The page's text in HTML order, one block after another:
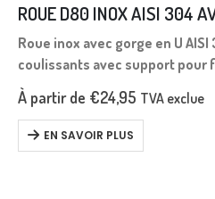
Roue inox avec gorge en U
coulissants avec support pour
À partir de €24,95 TVA exclue
EN SAVOIR PLUS